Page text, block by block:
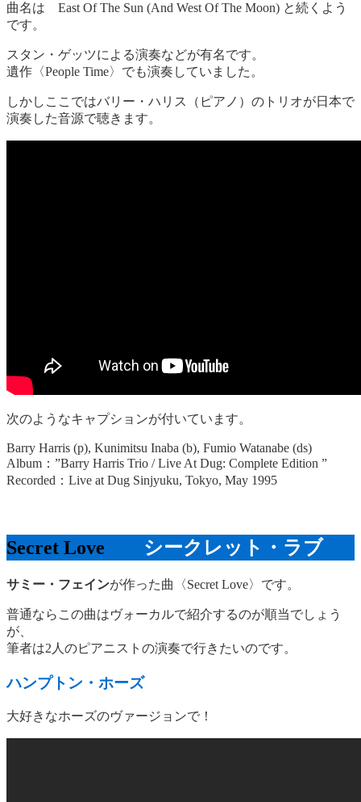
曲名は East Of The Sun (And West Of The Moon) と続くよう
です。
スタン・ゲッツによる演奏などが有名です。
遺作〈People Time〉でも演奏していました。
しかしここではバリー・ハリス（ピアノ）のトリオが日本で
演奏した音源で聴きます。
次のようなキャプションが付いています。
Barry Harris (p), Kunimitsu Inaba (b), Fumio Watanabe (ds)
Album：”Barry Harris Trio / Live At Dug: Complete Edition ”
Recorded：Live at Dug Sinjyuku, Tokyo, May 1995
Secret Love シークレット・ラブ
サミー・フェインが作った曲〈Secret Love〉です。
普通ならこの曲はヴォーカルで紹介するのが順当でしょう
が、
筆者は2人のピアニストの演奏で行きたいのです。
ハンプトン・ホーズ
大好きなホーズのヴァージョンで！